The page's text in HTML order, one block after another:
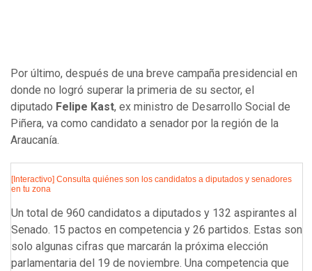
Por último, después de una breve campaña presidencial en
donde no logró superar la primeria de su sector, el
diputado Felipe Kast, ex ministro de Desarrollo Social de
Piñera, va como candidato a senador por la región de la
Araucanía.
[Interactivo] Consulta quiénes son los candidatos a diputados y senadores
en tu zona
Un total de 960 candidatos a diputados y 132 aspirantes al
Senado. 15 pactos en competencia y 26 partidos. Estas son
solo algunas cifras que marcarán la próxima elección
parlamentaria del 19 de noviembre. Una competencia que